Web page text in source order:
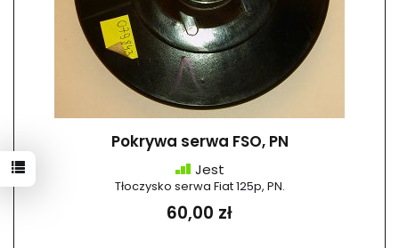
Pokrywa serwa FSO, PN
Jest
Tłoczysko serwa Fiat 125p, PN.
60,00 zł